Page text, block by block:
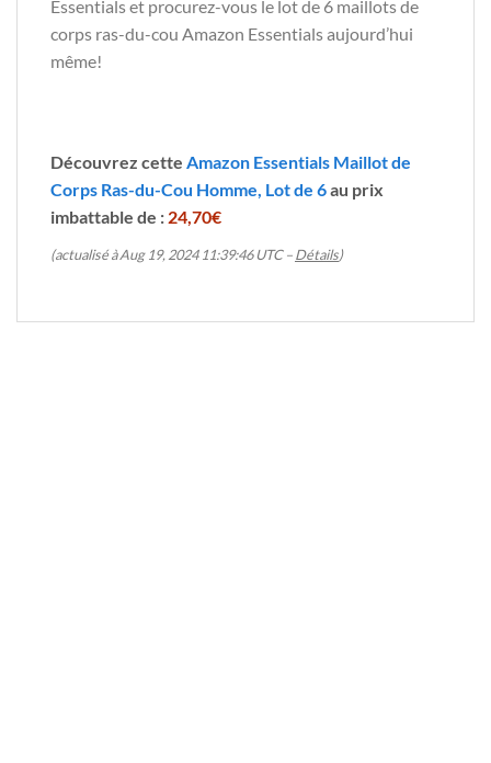
Essentials et procurez-vous le lot de 6 maillots de
corps ras-du-cou Amazon Essentials aujourd’hui
même!
Découvrez cette Amazon Essentials Maillot de
Corps Ras-du-Cou Homme, Lot de 6au prix
imbattable de : 24,70€
(actualisé à Aug 19, 2024 11:39:46 UTC –Détails)